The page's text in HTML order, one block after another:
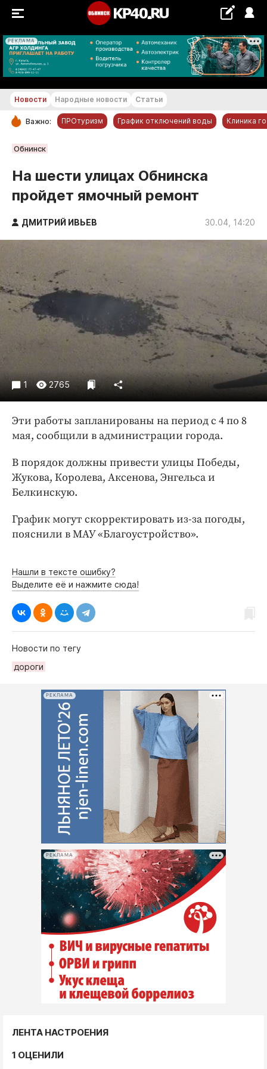
РЕКЛАМА
+29...+30 °С
РУБРИКИ
Новости компаний
Статьи
Народные новости
Авто и транспорт
Благоустройство
Криминал
Культура
Недвижимость и ЖКХ
Образование
Общество
Праздники
Происшествия
Спорт
Экономика и бизнес
ПРОЕКТЫ
Блоги
Издания
Медиаперсона
Интересное чтиво
Бренд года
Работодатель года
Новости Народные новости Статьи
Важно: ПРОтуризм График отключений воды Клиника
Обнинск
На шести улицах Обнинска
пройдет ямочный ремонт
ДМИТРИЙ ИВЬЕВ 30.04, 14:20
1 2765
Эти работы запланированы на период с 4 по 8
мая, сообщили в администрации города.
В порядок должны привести улицы Победы,
Жукова, Королева, Аксенова, Энгельса и
Белкинскую.
График могут скорректировать из-за погоды,
пояснили в МАУ «Благоустройство».
Нашли в тексте ошибку?
Выделите её и нажмите сюда!
Новости по тегу
дороги
РЕКЛАМА
РЕКЛАМА
ЛЕНТА НАСТРОЕНИЯ
1 ОЦЕНИЛИ